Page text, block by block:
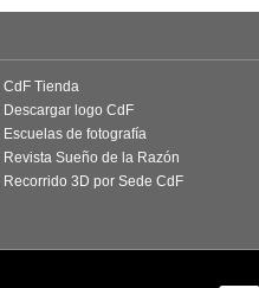
CdF Tienda
Descargar logo CdF
Escuelas de fotografía
Revista Sueño de la Razón
Recorrido 3D por Sede CdF